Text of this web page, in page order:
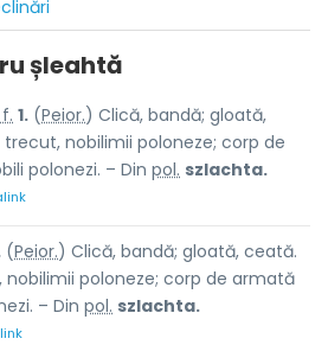
șleahtă
1. (Peior.) Clică, bandă; gloată,
nobilimii poloneze; corp de
polonezi. – Din pol. szlachta.
(Peior.) Clică, bandă; gloată, ceată.
poloneze; corp de armată
– Din pol. szlachta.